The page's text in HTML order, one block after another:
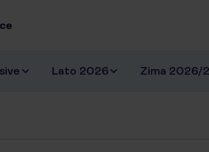
Lato 2026 Zima 2026/